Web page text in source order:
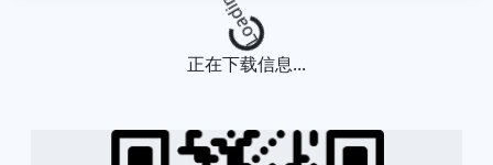
Loading...
正在下载信息...